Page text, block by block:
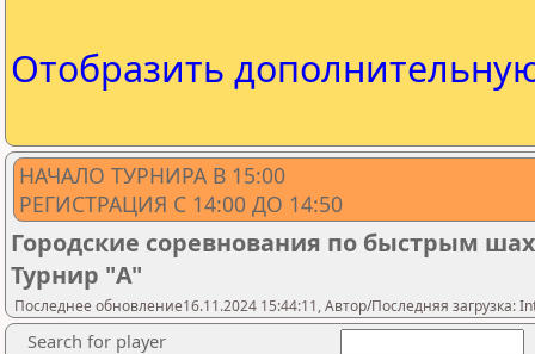
Отобразить
НАЧАЛО ТУРНИРА В 15:00
РЕГИСТРАЦИЯ С 14:00 ДО 14:50
Городские соревнования по быстрым
Турнир "A"
Последнее обновление16.11.2024 15:44:11, Автор/Последняя загрузка:
Search for player